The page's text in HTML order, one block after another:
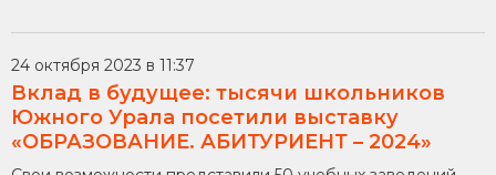
24 октября 2023 в 11:37
Вклад в будущее: тысячи школьников
Южного Урала посетили выставку
«ОБРАЗОВАНИЕ. АБИТУРИЕНТ – 2024»